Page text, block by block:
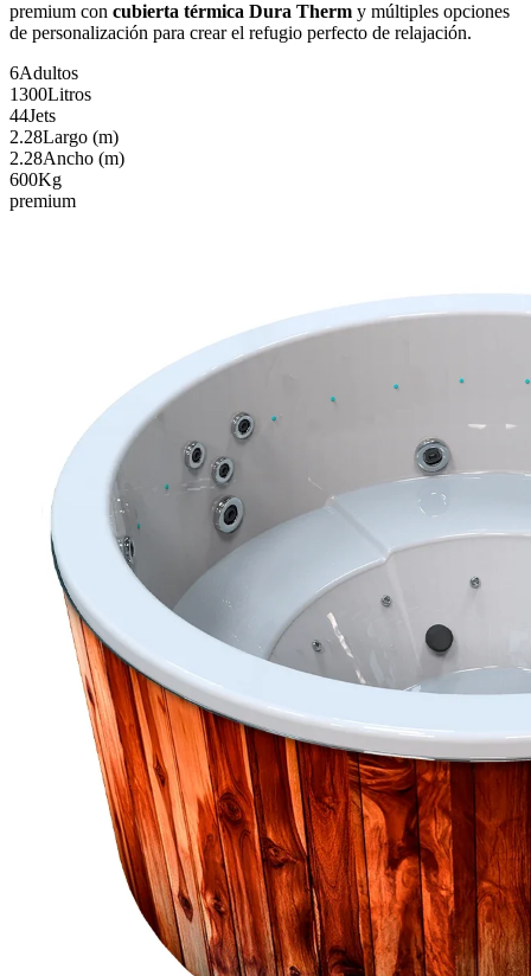
premium con cubierta térmica Dura Therm y múltiples opciones
de personalización para crear el refugio perfecto de relajación.
6Adultos
1300Litros
44Jets
2.28Largo (m)
2.28Ancho (m)
600Kg
premium